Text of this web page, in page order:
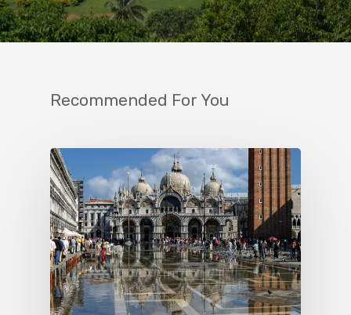
Recommended For You